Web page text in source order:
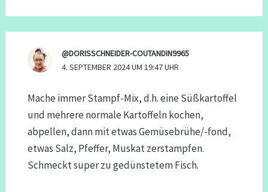
@DORISSCHNEIDER-COUTANDIN9965
4. SEPTEMBER 2024 UM 19:47 UHR
Mache immer Stampf-Mix, d.h. eine Süßkartoffel
und mehrere normale Kartoffeln kochen,
abpellen, dann mit etwas Gemüsebrühe/-fond,
etwas Salz, Pfeffer, Muskat zerstampfen.
Schmeckt super zu gedünstetem Fisch.